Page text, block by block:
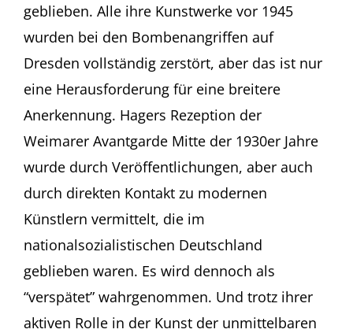
geblieben. Alle ihre Kunstwerke vor 1945
wurden bei den Bombenangriffen auf
Dresden vollständig zerstört, aber das ist nur
eine Herausforderung für eine breitere
Anerkennung. Hagers Rezeption der
Weimarer Avantgarde Mitte der 1930er Jahre
wurde durch Veröffentlichungen, aber auch
durch direkten Kontakt zu modernen
Künstlern vermittelt, die im
nationalsozialistischen Deutschland
geblieben waren. Es wird dennoch als
“verspätet” wahrgenommen. Und trotz ihrer
aktiven Rolle in der Kunst der unmittelbaren